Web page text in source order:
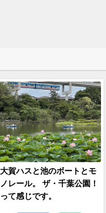
大賀ハスと池のボートとモ
ノレール。 ザ・千葉公園！
って感じです。